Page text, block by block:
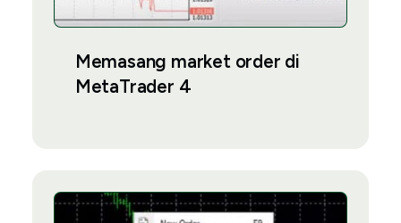
Memasang market order di
MetaTrader 4